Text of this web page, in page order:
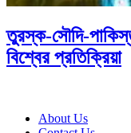
তুরস্ক-সৌদি-
বিশ্বের প্রতিক্রিয়া
About Us